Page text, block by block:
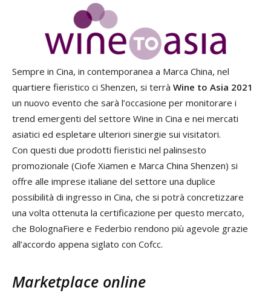
Sempre in Cina, in contemporanea a Marca China, nel
quartiere fieristico ci Shenzen, si terrà Wine to Asia 2021
un nuovo evento che sarà l’occasione per monitorare i
trend emergenti del settore Wine in Cina e nei mercati
asiatici ed espletare ulteriori sinergie sui visitatori.
Con questi due prodotti fieristici nel palinsesto
promozionale (Ciofe Xiamen e Marca China Shenzen) si
offre alle imprese italiane del settore una duplice
possibilità di ingresso in Cina, che si potrà concretizzare
una volta ottenuta la certificazione per questo mercato,
che BolognaFiere e Federbio rendono più agevole grazie
all’accordo appena siglato con Cofcc.
Marketplace online